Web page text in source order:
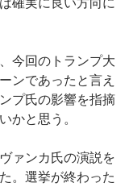
今回のトランプ大
ンであったと言え
プ氏の影響を指摘
かと思う。
ァンカ氏の演説を
。選挙が終わった